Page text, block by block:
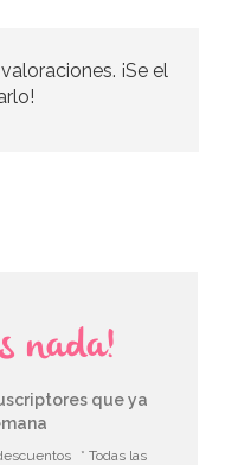
¡Se el
nada!
que ya
* Todas las